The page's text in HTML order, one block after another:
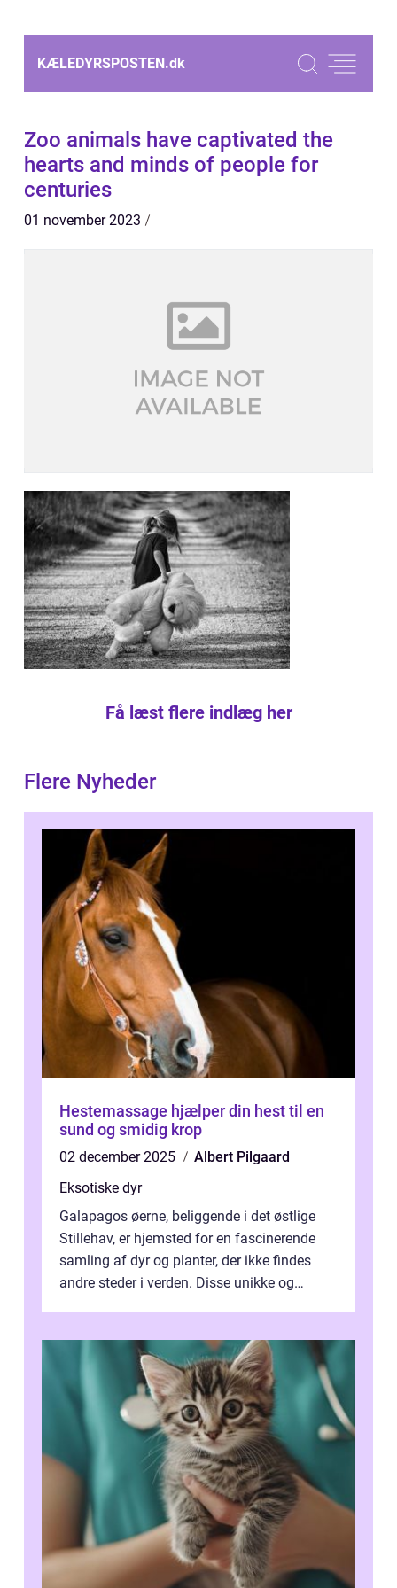
KÆLEDYRSPOSTEN.dk
Zoo animals have captivated the
hearts and minds of people for
centuries
01 november 2023
Få læst flere indlæg her
Flere Nyheder
Hestemassage hjælper din hest til en
sund og smidig krop
02 december 2025
Albert Pilgaard
Eksotiske dyr
Galapagos øerne, beliggende i det østlige
Stillehav, er hjemsted for en fascinerende
samling af dyr og planter, der ikke findes
andre steder i verden. Disse unikke og